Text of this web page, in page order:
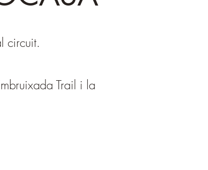
circuit.
Trail i la